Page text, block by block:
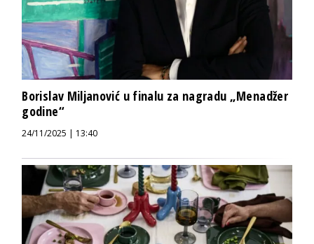
Borislav Miljanović u finalu za nagradu „Menadžer
godine“
24/11/2025 | 13:40